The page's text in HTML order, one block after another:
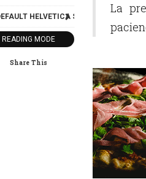
HELVETICA SEGOE GEORGIA
READING MODE
Share This
La